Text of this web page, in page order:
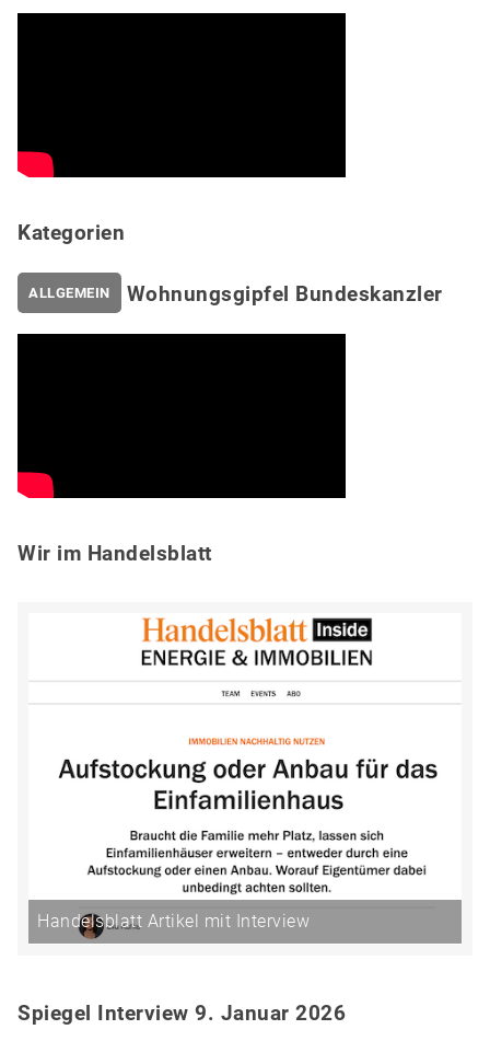
Kategorien
ALLGEMEIN Wohnungsgipfel Bundeskanzler
Wir im Handelsblatt
Handelsblatt Artikel mit Interview
Spiegel Interview 9. Januar 2026